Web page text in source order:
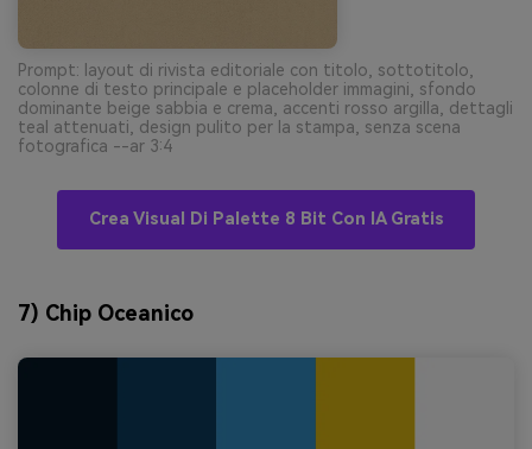
Prompt: layout di rivista editoriale con titolo, sottotitolo,
colonne di testo principale e placeholder immagini, sfondo
dominante beige sabbia e crema, accenti rosso argilla, dettagli
teal attenuati, design pulito per la stampa, senza scena
fotografica --ar 3:4
Crea Visual Di Palette 8 Bit Con IA Gratis
7) Chip Oceanico